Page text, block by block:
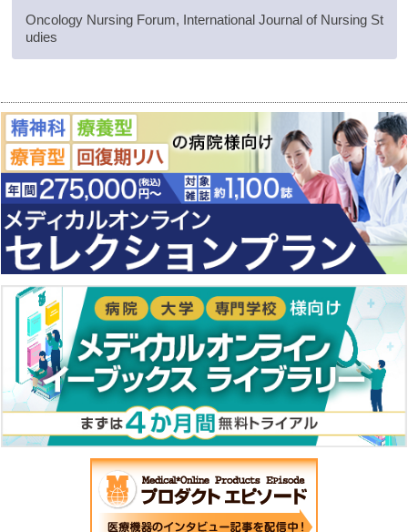
Oncology Nursing Forum, International Journal of Nursing St
udies